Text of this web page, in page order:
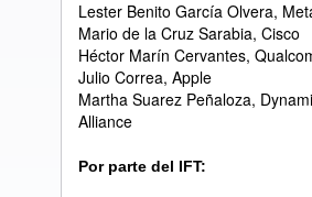
Lester Benito García Olvera,
Mario de la Cruz Sarabia, Cisco
Héctor Marín Cervantes,
Julio Correa, Apple
Martha Suarez Peñaloza,
Alliance
Por parte del IFT: